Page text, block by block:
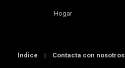
Hogar
Índice | Contacta con nosotros